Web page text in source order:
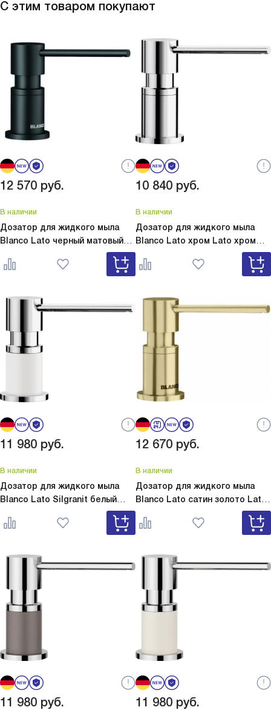
С этим товаром покупают
12 570 руб.
В наличии
Дозатор для жидкого мыла
Blanco Lato черный матовый
Lato черный матовый 525789
10 840 руб.
В наличии
Дозатор для жидкого мыла
Blanco Lato хром Lato хром
11 980 руб.
В наличии
Дозатор для жидкого мыла
Blanco Lato Silgranit белый
Lato Silgranit белый 525814
12 670 руб.
В наличии
Дозатор для жидкого мыла
Blanco Lato сатин золото Lato
11 980 руб. 11 980 руб.